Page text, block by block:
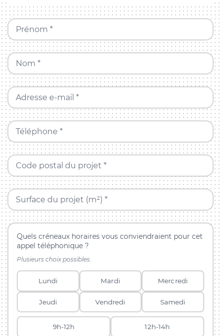
Prénom *
Nom *
Adresse e-mail *
Téléphone *
Code postal du projet *
Surface du projet (m²) *
Quels créneaux horaires vous conviendraient pour cet
appel téléphonique ?
Plusieurs choix possibles.
Lundi Mardi Mercredi
Jeudi Vendredi Samedi
9h-12h 12h-14h